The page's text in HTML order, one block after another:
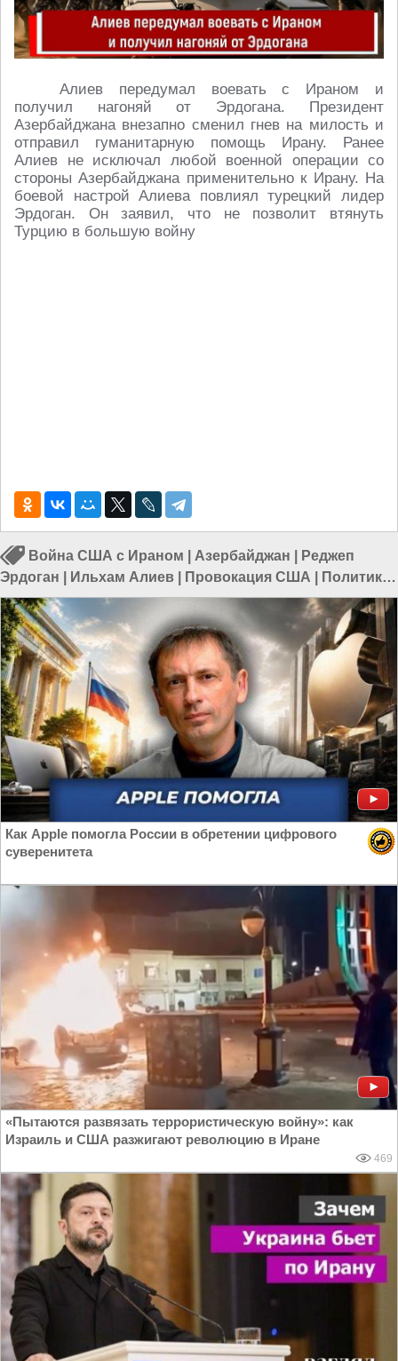
Алиев передумал воевать с Ираном и
получил нагоняй от Эрдогана. Президент
Азербайджана внезапно сменил гнев на милость и
отправил гуманитарную помощь Ирану. Ранее
Алиев не исключал любой военной операции со
стороны Азербайджана применительно к Ирану. На
боевой настрой Алиева повлиял турецкий лидер
Эрдоган. Он заявил, что не позволит втянуть
Турцию в большую войну
Война США с Ираном Азербайджан
Реджеп
Эрдоган
Ильхам Алиев Провокация США
Политика
в Азии|Политика в мире
Как Apple помогла России в обретении цифрового
суверенитета
«Пытаются развязать террористическую войну»: как
Израиль и США разжигают революцию в Иране
469